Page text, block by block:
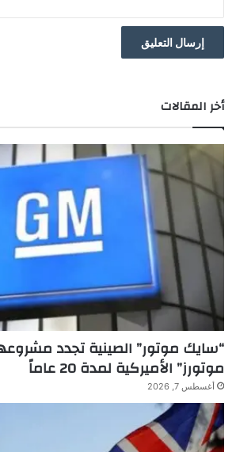
أخر المقالات
“سايك موتور” الصينية تجدد
موتورز” الأميركية لمدة 20 عاماً
أغسطس 7, 2026